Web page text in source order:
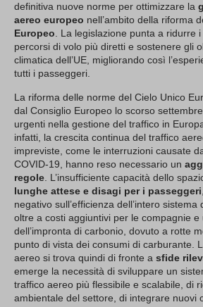
definitiva nuove norme per ottimizzare la
aereo europeo nell’ambito della riforma
Europeo . La legislazione punta a ridurre
percorsi di volo più diretti e sostenere gli
climatica dell’UE, migliorando così
tutti i passeggeri.
La riforma delle norme del Cielo Unico
dal Consiglio Europeo lo scorso
urgenti nella gestione del traffico in
infatti, la crescita continua del traffico
impreviste, come le interruzioni causate
COVID-19, hanno reso necessario un
regole . L’insufficiente capacità dello
lunghe attese e disagi per i passeggeri
negativo sull’efficienza dell’intero sistema
oltre a costi aggiuntivi per le compagnie e
dell’impronta di carbonio, dovuto a rotte
punto di vista dei consumi di carburante.
aereo si trova quindi di fronte a sfide
emerge la necessità di sviluppare un
traffico aereo più flessibile e scalabile, di
ambientale del settore, di integrare nuovi